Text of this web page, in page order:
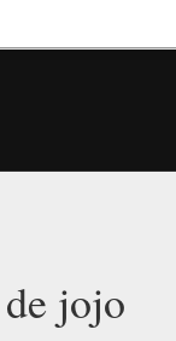
jojo